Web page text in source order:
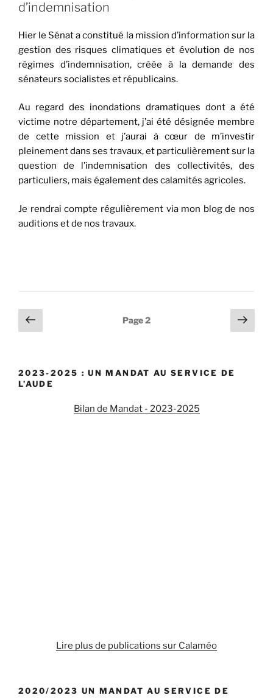
d’indemnisation
Hier le Sénat a constitué la mission d’information sur la
gestion des risques climatiques et évolution de nos
régimes d’indemnisation, créée à la demande des
sénateurs socialistes et républicains.
Au regard des inondations dramatiques dont a été
victime notre département, j’ai été désignée membre
de cette mission et j’aurai à cœur de m’investir
pleinement dans ses travaux, et particulièrement sur la
question de l’indemnisation des collectivités, des
particuliers, mais également des calamités agricoles.
Je rendrai compte régulièrement via mon blog de nos
auditions et de nos travaux.
Navigation
desprécédente
Page2
Page
2023-2025 : UN MANDAT AU SERVICE DE
L’AUDE
Bilan de Mandat - 2023-2025
Lire plus de publications sur Calaméo
2020/2023 UN MANDAT AU SERVICE DE